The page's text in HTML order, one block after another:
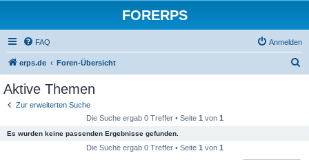
FORERPS
FAQ Anmelden
erps.de Foren-Übersicht
Aktive Themen
Zur erweiterten Suche
Die Suche ergab 0 Treffer • Seite 1 von 1
Es wurden keine passenden Ergebnisse gefunden.
Die Suche ergab 0 Treffer • Seite 1 von 1